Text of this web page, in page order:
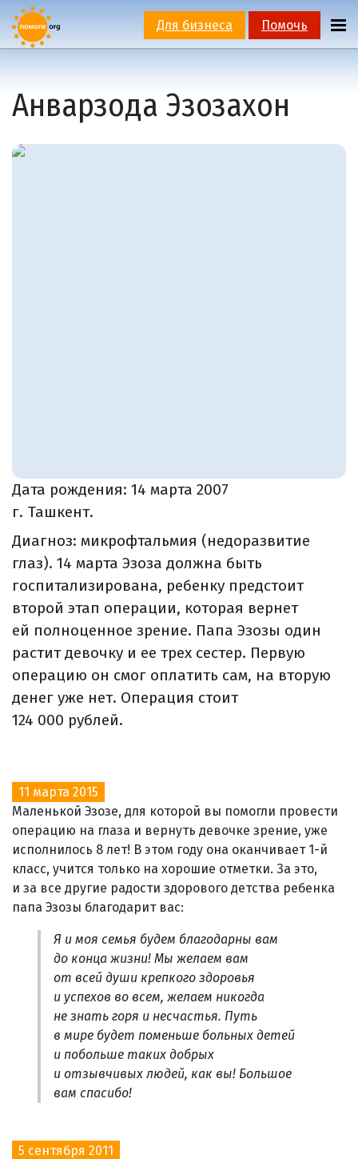
Для бизнеса Помочь
Анварзода Эзозахон
Дата рождения: 14 марта 2007
г. Ташкент.
Диагноз: микрофтальмия (недоразвитие
глаз). 14 марта Эзоза должна быть
госпитализирована, ребенку предстоит
второй этап операции, которая вернет
ей полноценное зрение. Папа Эзозы один
растит девочку и ее трех сестер. Первую
операцию он смог оплатить сам, на вторую
денег уже нет. Операция стоит
124 000 рублей.
11 марта 2015
Маленькой Эзозе, для которой вы помогли провести
операцию на глаза и вернуть девочке зрение, уже
исполнилось 8 лет! В этом году она оканчивает 1-й
класс, учится только на хорошие отметки. За это,
и за все другие радости здорового детства ребенка
папа Эзозы благодарит вас:
Я и моя семья будем благодарны вам
до конца жизни! Мы желаем вам
от всей души крепкого здоровья
и успехов во всем, желаем никогда
не знать горя и несчастья. Путь
в мире будет поменьше больных детей
и побольше таких добрых
и отзывчивых людей, как вы! Большое
вам спасибо!
5 сентября 2011